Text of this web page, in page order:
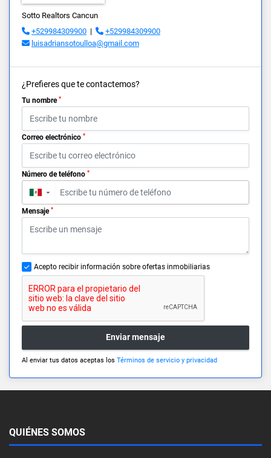
Sotto Realtors Cancun
+529984309900 |
+529984309900
luisadriansotoulloa@gmail.com
¿Prefieres que te contactemos?
Tu nombre *
Correo electrónico *
Número de teléfono *
▼
Mensaje *
Acepto recibir información sobre ofertas inmobiliarias
Enviar mensaje
Al enviar tus datos aceptas los Términos de servicio y privacidad
QUIÉNES SOMOS